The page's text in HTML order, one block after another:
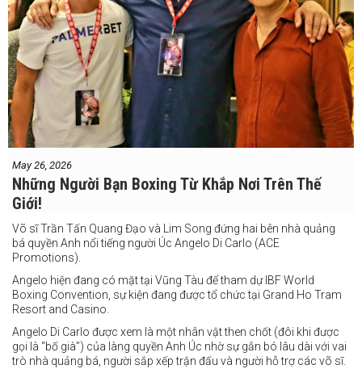
May 26, 2026
Những Người Bạn Boxing Từ Khắp Nơi Trên Thế
Giới!
Võ sĩ Trần Tấn Quang Đạo và Lim Song đứng hai bên nhà quảng
bá quyền Anh nổi tiếng người Úc Angelo Di Carlo (ACE
Promotions).
Angelo hiện đang có mặt tại Vũng Tàu để tham dự IBF World
Boxing Convention, sự kiện đang được tổ chức tại Grand Ho Tram
Resort and Casino.
Angelo Di Carlo được xem là một nhân vật then chốt (đôi khi được
gọi là “bố già”) của làng quyền Anh Úc nhờ sự gắn bó lâu dài với vai
trò nhà quảng bá, người sắp xếp trận đấu và người hỗ trợ các võ sĩ.